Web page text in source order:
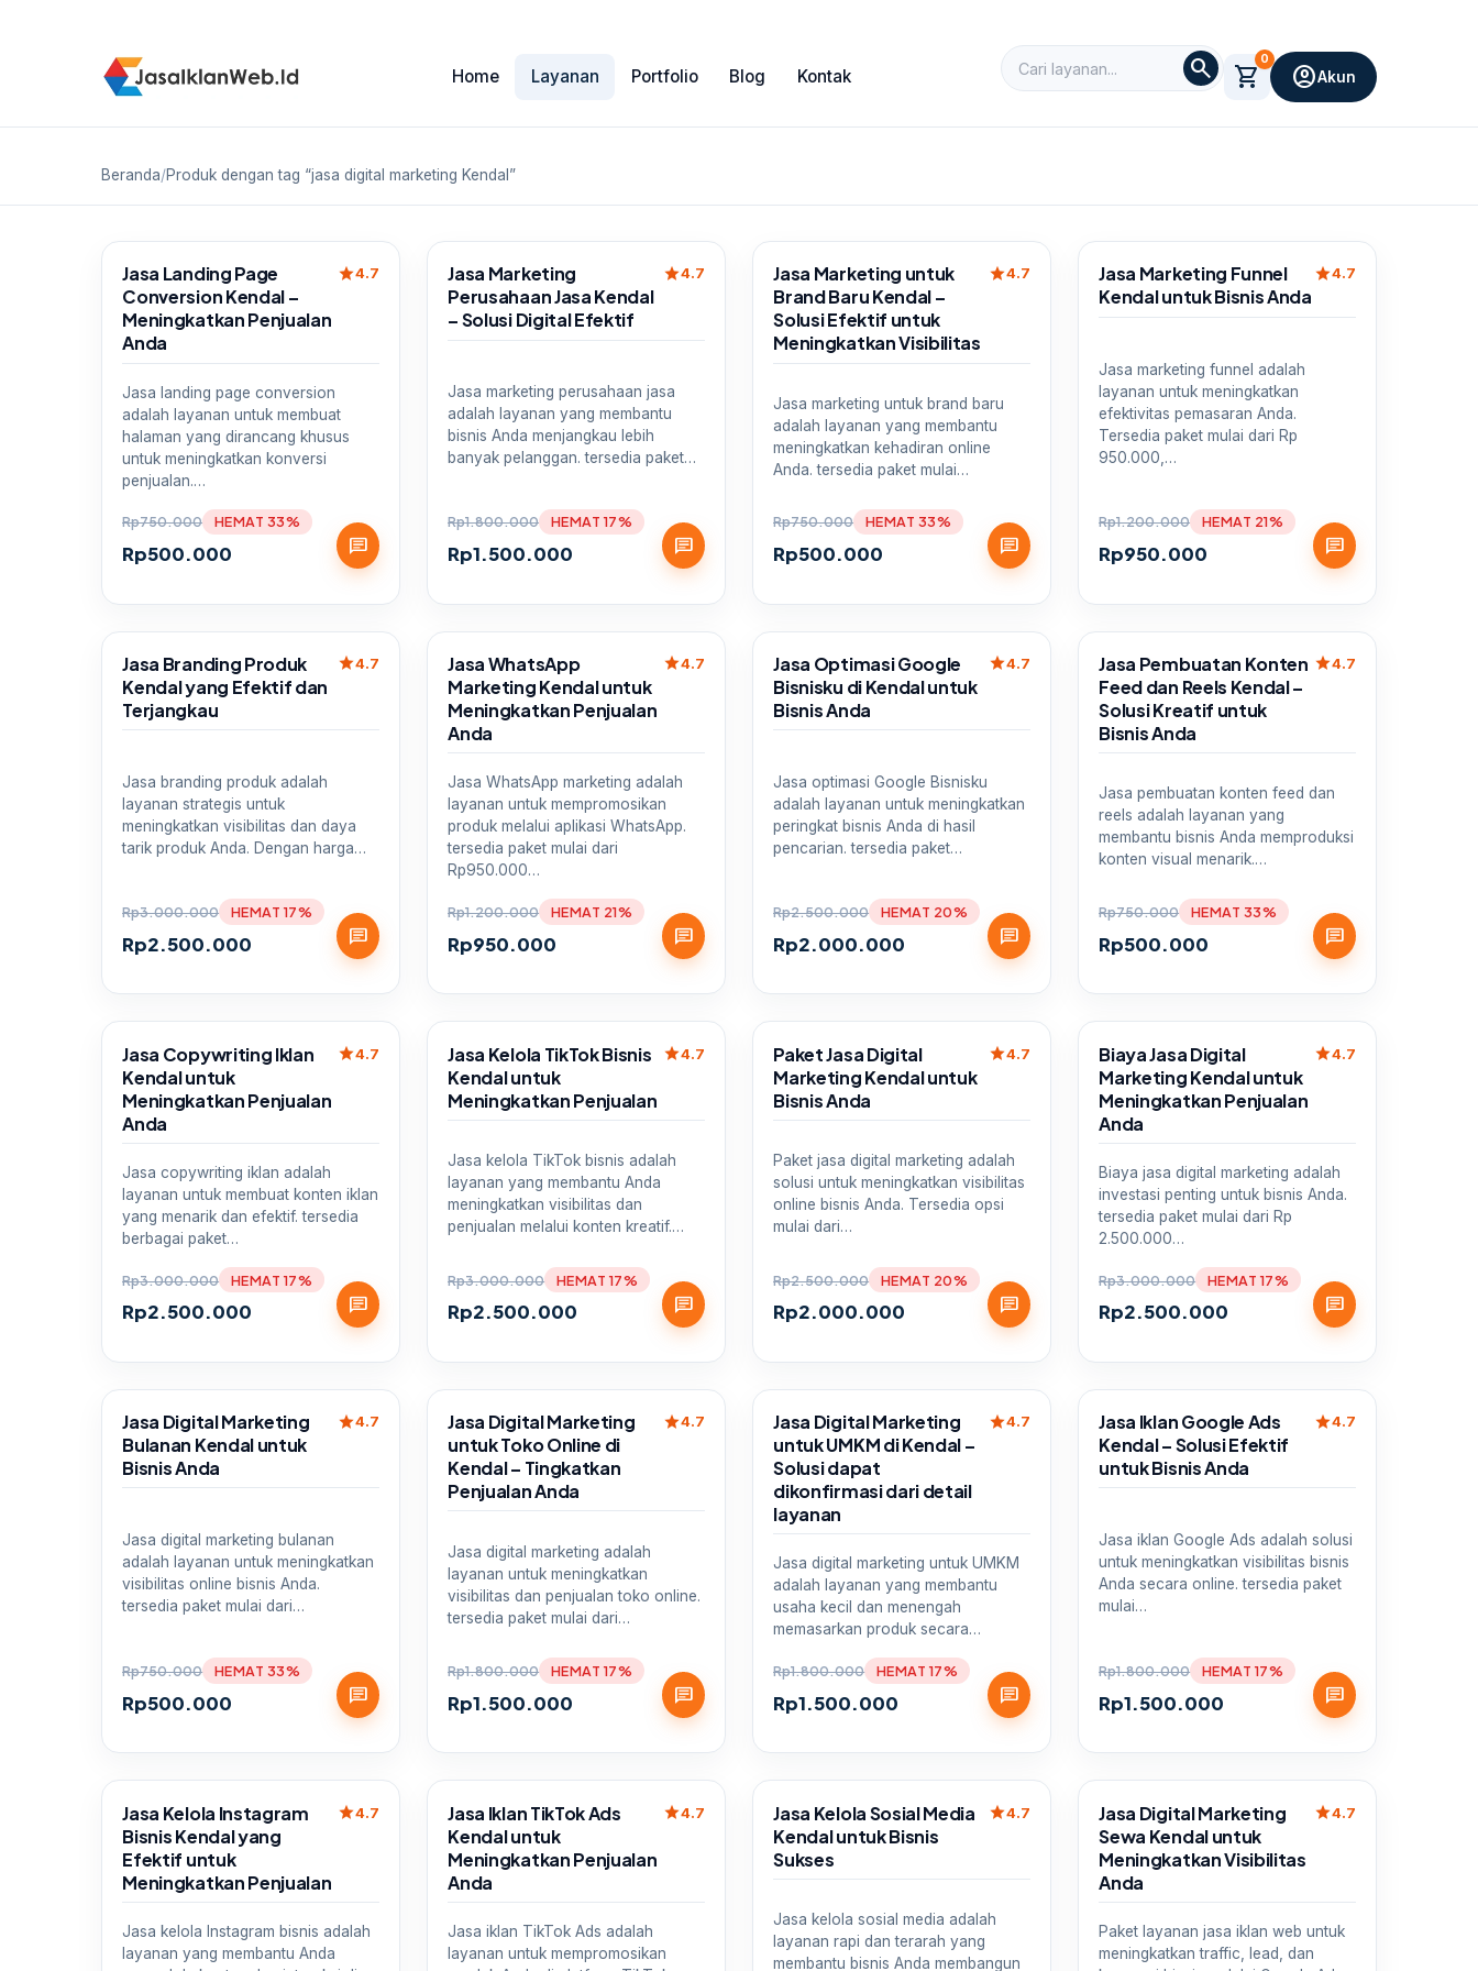
Home Layanan Portfolio Blog Kontak search shopping_cart
0
account_circleAkun
Beranda/Produk dengan tag “jasa digital marketing Kendal”
Sale
Jasa Landing Page
Conversion Kendal –
Meningkatkan Penjualan
Anda
star4.7
Jasa landing page conversion
adalah layanan untuk membuat
halaman yang dirancang khusus
untuk meningkatkan konversi
penjualan.…
Rp750.000
Rp500.000
HEMAT 33%
chat
Sale
Jasa Marketing
Perusahaan Jasa Kendal
– Solusi Digital Efektif
star4.7
Jasa marketing perusahaan jasa
adalah layanan yang membantu
bisnis Anda menjangkau lebih
banyak pelanggan. tersedia paket…
Rp1.800.000
Rp1.500.000
HEMAT 17%
chat
Sale
Jasa Marketing untuk
Brand Baru Kendal –
Solusi Efektif untuk
Meningkatkan Visibilitas
star4.7
Jasa marketing untuk brand baru
adalah layanan yang membantu
meningkatkan kehadiran online
Anda. tersedia paket mulai…
Rp750.000
Rp500.000
HEMAT 33%
chat
Sale
Jasa Marketing Funnel
Kendal untuk Bisnis Anda
star4.7
Jasa marketing funnel adalah
layanan untuk meningkatkan
efektivitas pemasaran Anda.
Tersedia paket mulai dari Rp
950.000,…
Rp1.200.000
Rp950.000
HEMAT 21%
chat
Sale
Jasa Branding Produk
Kendal yang Efektif dan
Terjangkau
star4.7
Jasa branding produk adalah
layanan strategis untuk
meningkatkan visibilitas dan daya
tarik produk Anda. Dengan harga…
Rp3.000.000
Rp2.500.000
HEMAT 17%
chat
Sale
Jasa WhatsApp
Marketing Kendal untuk
Meningkatkan Penjualan
Anda
star4.7
Jasa WhatsApp marketing adalah
layanan untuk mempromosikan
produk melalui aplikasi WhatsApp.
tersedia paket mulai dari
Rp950.000…
Rp1.200.000
Rp950.000
HEMAT 21%
chat
Sale
Jasa Optimasi Google
Bisnisku di Kendal untuk
Bisnis Anda
star4.7
Jasa optimasi Google Bisnisku
adalah layanan untuk meningkatkan
peringkat bisnis Anda di hasil
pencarian. tersedia paket…
Rp2.500.000
Rp2.000.000
HEMAT 20%
chat
Sale
Jasa Pembuatan Konten
Feed dan Reels Kendal –
Solusi Kreatif untuk
Bisnis Anda
star4.7
Jasa pembuatan konten feed dan
reels adalah layanan yang
membantu bisnis Anda memproduksi
konten visual menarik.…
Rp750.000
Rp500.000
HEMAT 33%
chat
Sale
Jasa Copywriting Iklan
Kendal untuk
Meningkatkan Penjualan
Anda
star4.7
Jasa copywriting iklan adalah
layanan untuk membuat konten iklan
yang menarik dan efektif. tersedia
berbagai paket…
Rp3.000.000
Rp2.500.000
HEMAT 17%
chat
Sale
Jasa Kelola TikTok Bisnis
Kendal untuk
Meningkatkan Penjualan
star4.7
Jasa kelola TikTok bisnis adalah
layanan yang membantu Anda
meningkatkan visibilitas dan
penjualan melalui konten kreatif.…
Rp3.000.000
Rp2.500.000
HEMAT 17%
chat
Sale
Paket Jasa Digital
Marketing Kendal untuk
Bisnis Anda
star4.7
Paket jasa digital marketing adalah
solusi untuk meningkatkan visibilitas
online bisnis Anda. Tersedia opsi
mulai dari…
Rp2.500.000
Rp2.000.000
HEMAT 20%
chat
Sale
Biaya Jasa Digital
Marketing Kendal untuk
Meningkatkan Penjualan
Anda
star4.7
Biaya jasa digital marketing adalah
investasi penting untuk bisnis Anda.
tersedia paket mulai dari Rp
2.500.000…
Rp3.000.000
Rp2.500.000
HEMAT 17%
chat
Sale
Jasa Digital Marketing
Bulanan Kendal untuk
Bisnis Anda
star4.7
Jasa digital marketing bulanan
adalah layanan untuk meningkatkan
visibilitas online bisnis Anda.
tersedia paket mulai dari…
Rp750.000
Rp500.000
HEMAT 33%
chat
Sale
Jasa Digital Marketing
untuk Toko Online di
Kendal – Tingkatkan
Penjualan Anda
star4.7
Jasa digital marketing adalah
layanan untuk meningkatkan
visibilitas dan penjualan toko online.
tersedia paket mulai dari…
Rp1.800.000
Rp1.500.000
HEMAT 17%
chat
Sale
Jasa Digital Marketing
untuk UMKM di Kendal –
Solusi dapat
dikonfirmasi dari detail
layanan
star4.7
Jasa digital marketing untuk UMKM
adalah layanan yang membantu
usaha kecil dan menengah
memasarkan produk secara…
Rp1.800.000
Rp1.500.000
HEMAT 17%
chat
Sale
Jasa Iklan Google Ads
Kendal – Solusi Efektif
untuk Bisnis Anda
star4.7
Jasa iklan Google Ads adalah solusi
untuk meningkatkan visibilitas bisnis
Anda secara online. tersedia paket
mulai…
Rp1.800.000
Rp1.500.000
HEMAT 17%
chat
Sale
Jasa Kelola Instagram
Bisnis Kendal yang
Efektif untuk
Meningkatkan Penjualan
star4.7
Jasa kelola Instagram bisnis adalah
layanan yang membantu Anda
Sale
Jasa Iklan TikTok Ads
Kendal untuk
Meningkatkan Penjualan
Anda
star4.7
Jasa iklan TikTok Ads adalah
layanan untuk mempromosikan
Sale
Jasa Kelola Sosial Media
Kendal untuk Bisnis
Sukses
star4.7
Jasa kelola sosial media adalah
layanan rapi dan terarah yang
membantu bisnis Anda membangun
Sale
Jasa Digital Marketing
Sewa Kendal untuk
Meningkatkan Visibilitas
Anda
star4.7
Paket layanan jasa iklan web untuk
meningkatkan traffic, lead, dan